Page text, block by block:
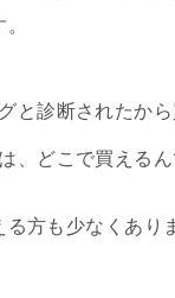
と診断されたか
、どこで買えるん
方も少なくあり